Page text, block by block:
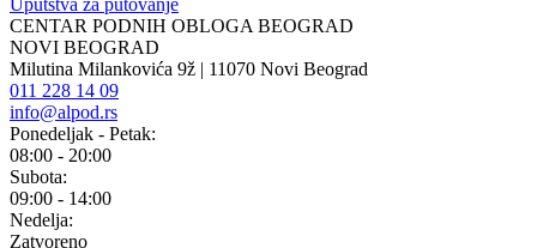
CENTAR PODNIH OBLOGA BEOGRAD
NOVI BEOGRAD
Milutina Milankovića 9ž | 11070 Novi Beograd
011 228 14 09
info@alpod.rs
Ponedeljak - Petak:
08:00 - 20:00
Subota:
09:00 - 14:00
Nedelja:
Zatvoreno